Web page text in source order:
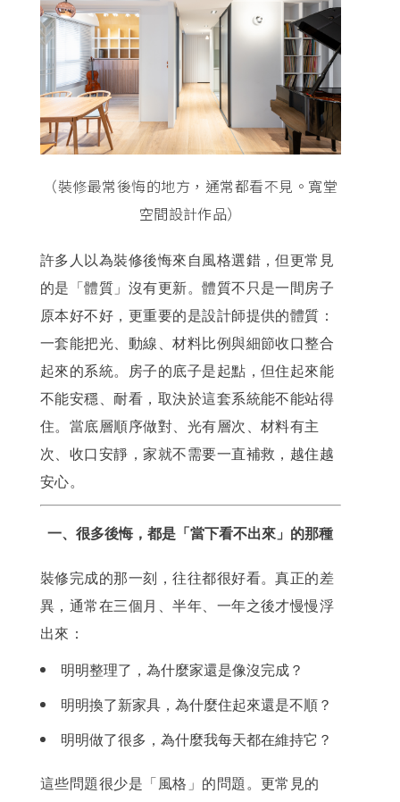
（裝修最常後悔的地方，通常都看不見。寬堂
空間設計作品）
許多人以為裝修後悔來自風格選錯，但更常見
的是「體質」沒有更新。體質不只是一間房子
原本好不好，更重要的是設計師提供的體質：
一套能把光、動線、材料比例與細節收口整合
起來的系統。房子的底子是起點，但住起來能
不能安穩、耐看，取決於這套系統能不能站得
住。當底層順序做對、光有層次、材料有主
次、收口安靜，家就不需要一直補救，越住越
安心。
一、很多後悔，都是「當下看不出來」的那種
裝修完成的那一刻，往往都很好看。真正的差
異，通常在三個月、半年、一年之後才慢慢浮
出來：
明明整理了，為什麼家還是像沒完成？
明明換了新家具，為什麼住起來還是不順？
明明做了很多，為什麼我每天都在維持它？
這些問題很少是「風格」的問題。更常見的